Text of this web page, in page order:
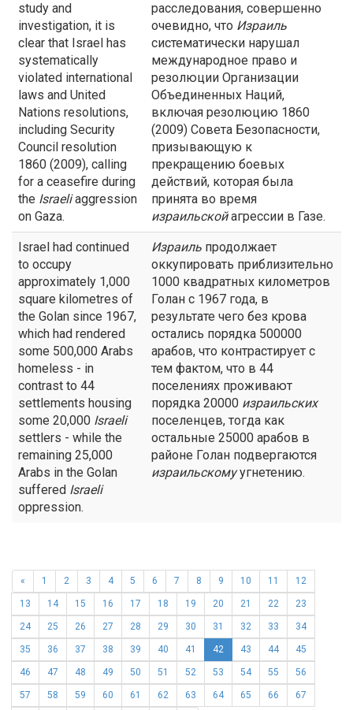
study and
investigation, it is
clear that Israel has
systematically
violated international
laws and United
Nations resolutions,
including Security
Council resolution
1860 (2009), calling
for a ceasefire during
the Israeliaggression
on Gaza.
расследования, совершенно
очевидно, что Израиль
систематически нарушал
международное право и
резолюции Организации
Объединенных Наций,
включая резолюцию 1860
(2009) Совета Безопасности,
призывающую к
прекращению боевых
действий, которая была
принята во время
израильскойагрессии в Газе.
Israel had continued
to occupy
approximately 1,000
square kilometres of
the Golan since 1967,
which had rendered
some 500,000 Arabs
homeless - in
contrast to 44
settlements housing
some 20,000 Israeli
settlers - while the
remaining 25,000
Arabs in the Golan
suffered Israeli
oppression.
Израиль продолжает
оккупировать приблизительно
1000 квадратных километров
Голан с 1967 года, в
результате чего без крова
остались порядка 500000
арабов, что контрастирует с
тем фактом, что в 44
поселениях проживают
порядка 20000 израильских
поселенцев, тогда как
остальные 25000 арабов в
районе Голан подвергаются
израильскомуугнетению.
« 1 2 3 4 5 6 7 8 9 10 11 12
13 14 15 16 17 18 19 20 21 22 23
24 25 26 27 28 29 30 31 32 33 34
35 36 37 38 39 40 41 42 43 44 45
46 47 48 49 50 51 52 53 54 55 56
57 58 59 60 61 62 63 64 65 66 67